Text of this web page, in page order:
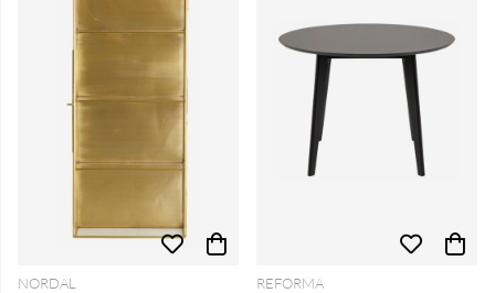
NORDAL REFORMA